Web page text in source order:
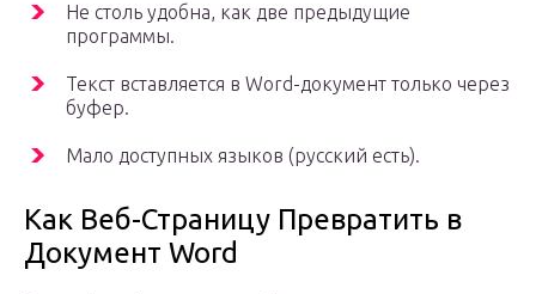
Не столь удобна, как две предыдущие
программы.
Текст вставляется в Word-документ только через
буфер.
Мало доступных языков (русский есть).
Как Веб-Страницу Превратить в
Документ Word